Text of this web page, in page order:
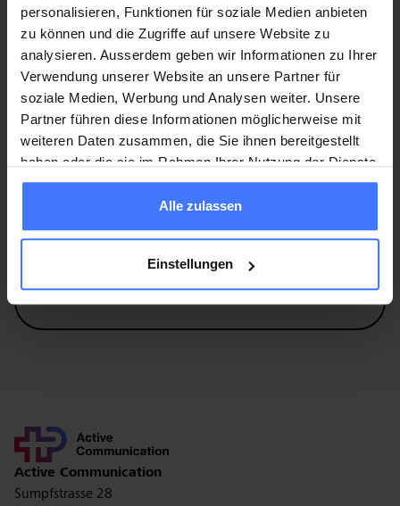
personalisieren, Funktionen für soziale Medien anbieten
zu können und die Zugriffe auf unsere Website zu
analysieren. Ausserdem geben wir Informationen zu Ihrer
Verwendung unserer Website an unsere Partner für
soziale Medien, Werbung und Analysen weiter. Unsere
Partner führen diese Informationen möglicherweise mit
weiteren Daten zusammen, die Sie ihnen bereitgestellt
haben oder die sie im Rahmen Ihrer Nutzung der Dienste
gesammelt haben.
Alle zulassen
Einstellungen
Spenden
Sie jetzt und unterstützen Sie unsere
Projekte zugunsten vonQuerschnittgelähmten
Spenden
War diese Seite hilfreich?
Ja Nein
Kontakt
Active Communication
Sumpfstrasse 28